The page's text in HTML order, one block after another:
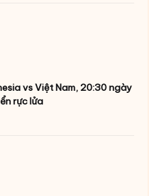
vs Việt Nam, 20:30 ngày
rực lửa